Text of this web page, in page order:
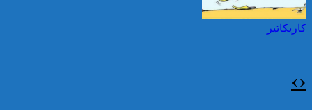
العرش المجيد
كاريكاتير
‹
›